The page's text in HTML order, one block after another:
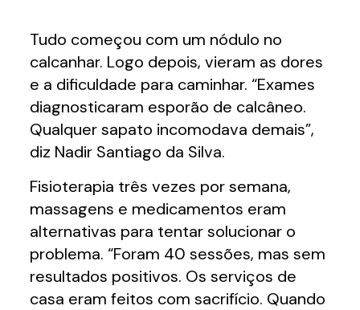
Tudo começou com um nódulo no
calcanhar. Logo depois, vieram as dores
e a dificuldade para caminhar. “Exames
diagnosticaram esporão de calcâneo.
Qualquer sapato incomodava demais”,
diz Nadir Santiago da Silva.
Fisioterapia três vezes por semana,
massagens e medicamentos eram
alternativas para tentar solucionar o
problema. “Foram 40 sessões, mas sem
resultados positivos. Os serviços de
casa eram feitos com sacrifício. Quando